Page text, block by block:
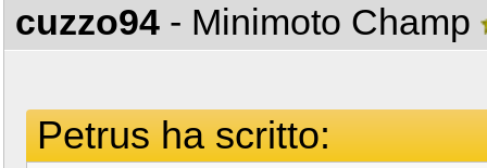
cuzzo94 - Minimoto Champ
Petrus ha scritto: